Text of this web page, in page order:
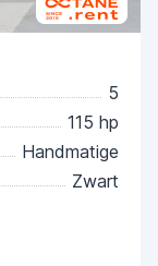
5
115 hp
Handmatige
Zwart